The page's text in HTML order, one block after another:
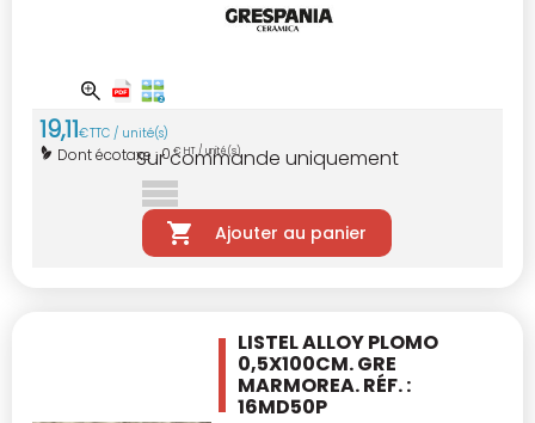
19,11€TTC / unité(s)
Dont écotaxe :0 € HT / unité(s)
Sur commande uniquement
Ajouter au panier
LISTEL ALLOY PLOMO
0,5X100CM.GRE
MARMOREA. RÉF. :
16MD50P